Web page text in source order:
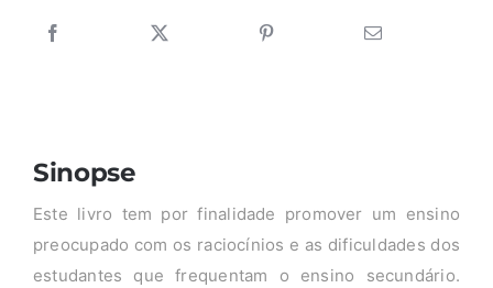
Sinopse
Este livro tem por finalidade promover um ensino
preocupado com os raciocínios e as dificuldades dos
estudantes que frequentam o ensino secundário.